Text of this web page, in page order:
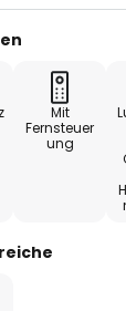
Mit
Fernsteuer
ung